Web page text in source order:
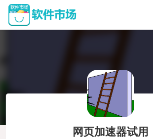
网页加速器试用